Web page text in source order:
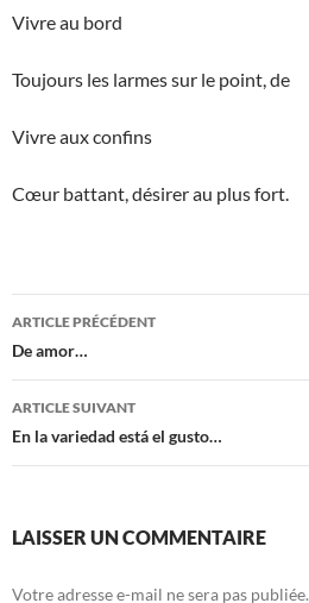
Vivre au bord
Toujours les larmes sur le point, de
Vivre aux confins
Cœur battant, désirer au plus fort.
Navigation
des
articles
ARTICLE PRÉCÉDENT
De amor…
ARTICLE SUIVANT
En la variedad está el gusto…
LAISSER UN COMMENTAIRE
Votre adresse e-mail ne sera pas publiée.